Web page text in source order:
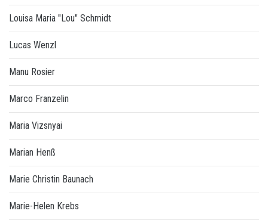
Louisa Maria "Lou" Schmidt
Lucas Wenzl
Manu Rosier
Marco Franzelin
Maria Vizsnyai
Marian Henß
Marie Christin Baunach
Marie-Helen Krebs